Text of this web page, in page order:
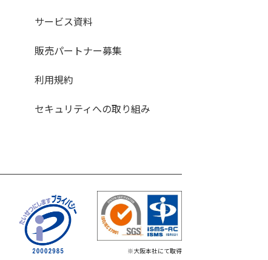
サービス資料
販売パートナー募集
利用規約
セキュリティへの取り組み
※大阪本社にて取得